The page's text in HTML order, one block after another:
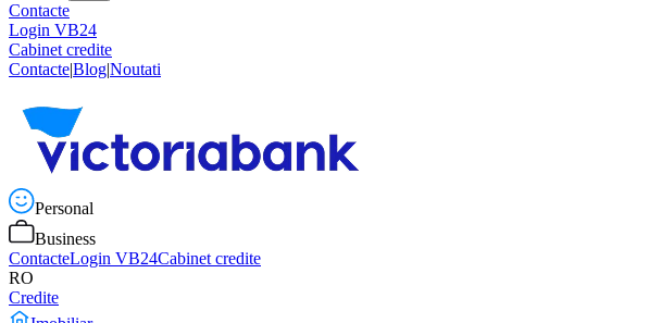
Contacte
Login VB24
Cabinet credite
Contacte|Blog|Noutati
Personal
Business
ContacteLogin VB24Cabinet credite
RO
Credite